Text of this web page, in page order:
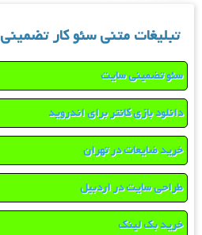
تبلیغات متنی سئو کار تضمینی
سئو تضمینی سایت
دانلود بازی کانتر برای اندروید
خرید ضایعات در تهران
طراحی سایت در اردبیل
خرید بک لینک